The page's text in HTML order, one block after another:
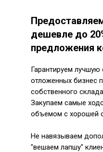
дешевле до
предложения
Гарантируем лучшую
отложенных бизнес
собственного
Закупаем самые
объемом с хорошей
Не навязываем
"вешаем лапшу"